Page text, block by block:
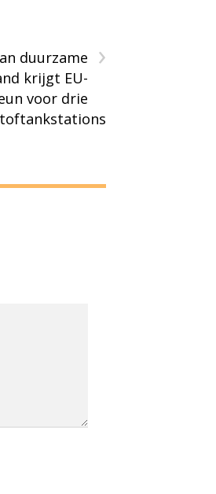
›
duurzame
krijgt EU-
voor drie